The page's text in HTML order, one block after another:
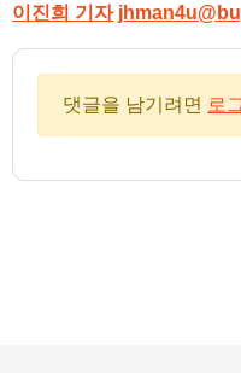
이진희 기자
댓글을 남기려면 로